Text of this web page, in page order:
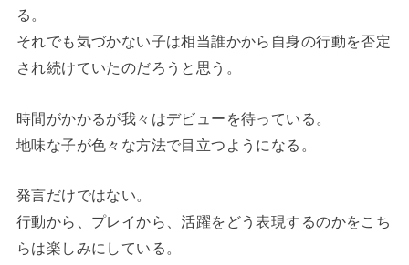
る。
それでも気づかない子は相当誰かから自身の行動を否定
され続けていたのだろうと思う。
時間がかかるが我々はデビューを待っている。
地味な子が色々な方法で目立つようになる。
発言だけではない。
行動から、プレイから、活躍をどう表現するのかをこち
らは楽しみにしている。